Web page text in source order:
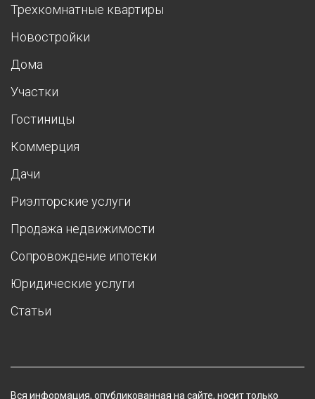
Трехкомнатные квартиры
Новостройки
Дома
Участки
Гостиницы
Коммерция
Дачи
Риэлторские услуги
Продажа недвижимости
Сопровождение ипотеки
Юридические услуги
Статьи
Вся информация, опубликованная на сайте, носит только